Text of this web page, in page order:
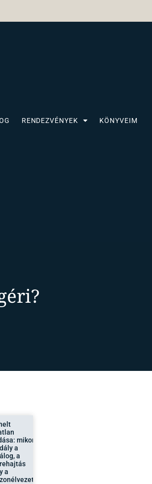
RENDEZVÉNYEK KÖNYVEIM
mikor
a
a
a